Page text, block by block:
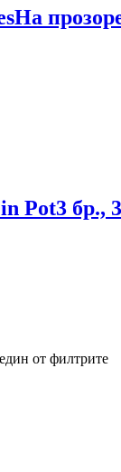
На
Pot3 бр.,
от филтрите